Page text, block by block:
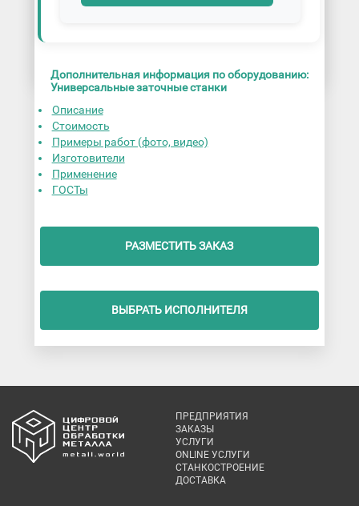
Дополнительная информация по оборудованию:
Универсальные заточные станки
Описание
Стоимость
Примеры работ (фото, видео)
Изготовители
Применение
ГОСТы
РАЗМЕСТИТЬ ЗАКАЗ
ВЫБРАТЬ ИСПОЛНИТЕЛЯ
ПРЕДПРИЯТИЯ
ЗАКАЗЫ
УСЛУГИ
ONLINE УСЛУГИ
СТАНКОСТРОЕНИЕ
ДОСТАВКА